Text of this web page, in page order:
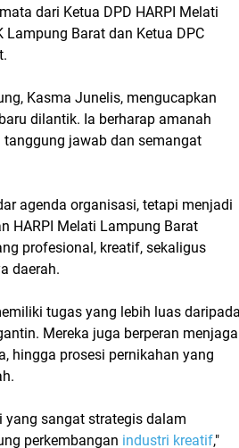
dari Ketua DPD HARPI Melati
Lampung Barat dan Ketua DPC
Kasma Junelis, mengucapkan
dilantik. Ia berharap amanah
jawab dan semangat
agenda organisasi, tetapi menjadi
HARPI Melati Lampung Barat
profesional, kreatif, sekaligus
daerah.
tugas yang lebih luas daripada
Mereka juga berperan menjaga
hingga prosesi pernikahan yang
yang sangat strategis dalam
perkembangan industri kreatif,"